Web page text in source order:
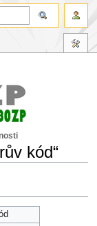
kód“